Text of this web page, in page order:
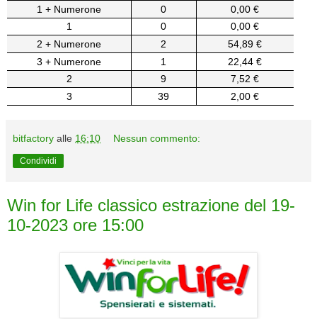
1 + Numerone
0
0,00 €
1
0
0,00 €
2 + Numerone
2
54,89 €
3 + Numerone
1
22,44 €
2
9
7,52 €
3
39 2,00 €
bitfactory alle 16:10 Nessun commento:
Condividi
Win for Life classico estrazione del 19-
10-2023 ore 15:00